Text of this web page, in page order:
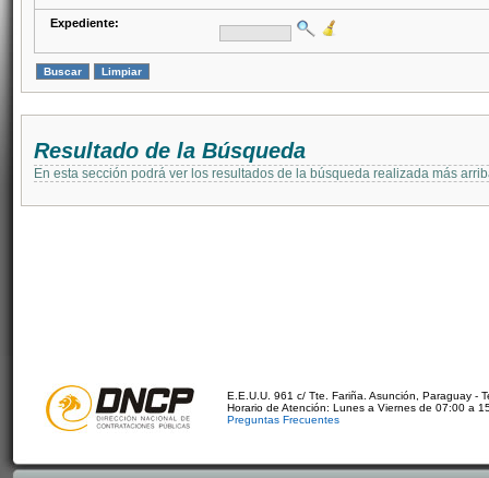
Expediente:
Resultado de la Búsqueda
En esta sección podrá ver los resultados de la búsqueda realizada más
E.E.U.U. 961 c/ Tte. Fariña. Asunción, Paraguay -
Horario de Atención: Lunes a Viernes de 07:00 a
Preguntas Frecuentes